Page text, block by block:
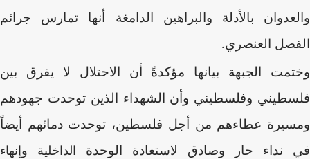
والعدوان بالأدلة والبراهين الدامغة أنها تمارس جرائم
الفصل العنصري.
وختمت الجبهة بيانها مؤكدةً أن الاحتلال لا يفرق بين
فلسطيني وفلسطيني وأن الشهداء الذين توحدت جهودهم
ومسيرة عطاءهم من أجل فلسطين، توحدت دمائهم أيضاً
في نداء حار وصادق لاستعادة الوحدة الداخلية وإنهاء